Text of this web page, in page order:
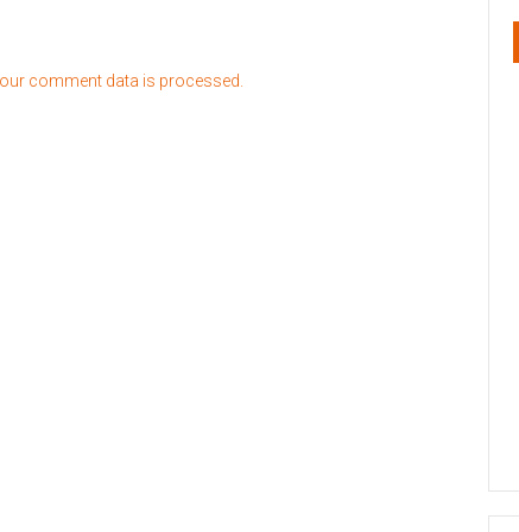
comment data is processed.